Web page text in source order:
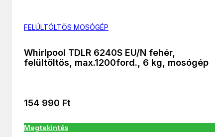
FELÜLTÖLTŐS MOSÓGÉP
Whirlpool TDLR 6240S EU/N fehér,
felültöltős, max.1200ford., 6 kg, mosógép
154 990 Ft
Megtekintés